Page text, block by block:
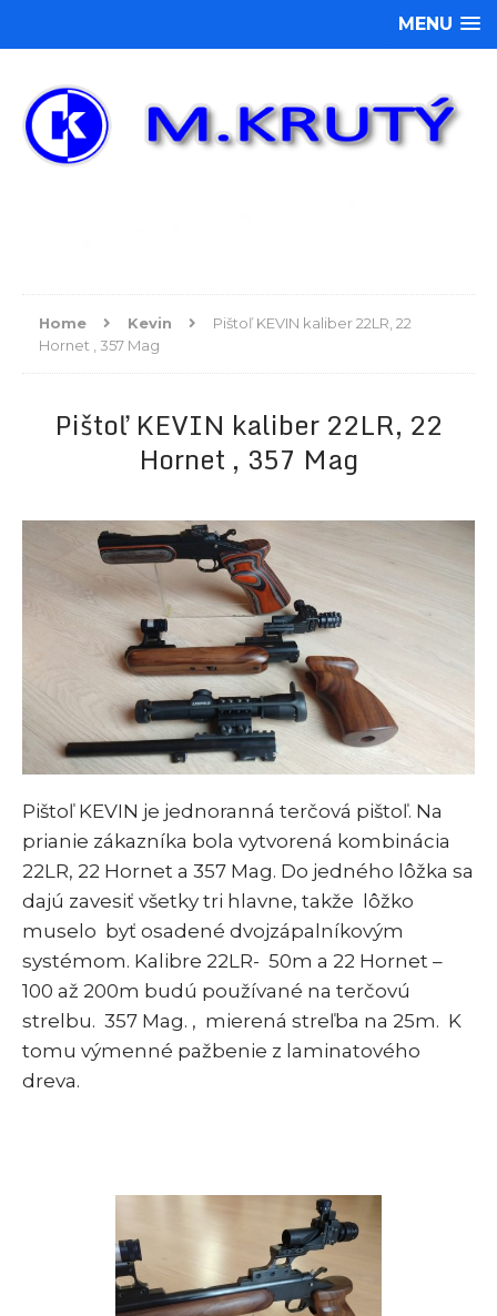
MENU
Home Kevin
Pištoľ KEVIN kaliber 22LR, 22
Hornet , 357 Mag
Pištoľ KEVIN kaliber 22LR, 22
Hornet , 357 Mag
Pištoľ KEVIN je jednoranná terčová pištoľ. Na
prianie zákazníka bola vytvorená kombinácia
22LR, 22 Hornet a 357 Mag. Do jedného lôžka sa
dajú zavesiť všetky tri hlavne, takže lôžko
muselo byť osadené dvojzápalníkovým
systémom. Kalibre 22LR- 50m a 22 Hornet –
100 až 200m budú používané na terčovú
strelbu. 357 Mag. , mierená streľba na 25m. K
tomu výmenné pažbenie z laminatového
dreva.